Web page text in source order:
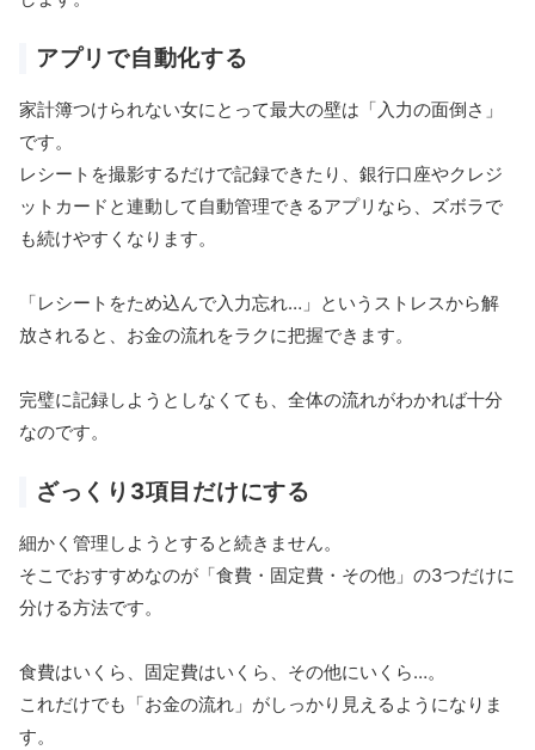
アプリで自動化する
家計簿つけられない女にとって最大の壁は「入力の面倒さ」
です。
レシートを撮影するだけで記録できたり、銀行口座やクレジ
ットカードと連動して自動管理できるアプリなら、ズボラで
も続けやすくなります。
「レシートをため込んで入力忘れ…」というストレスから解
放されると、お金の流れをラクに把握できます。
完璧に記録しようとしなくても、全体の流れがわかれば十分
なのです。
ざっくり3項目だけにする
細かく管理しようとすると続きません。
そこでおすすめなのが「食費・固定費・その他」の3つだけに
分ける方法です。
食費はいくら、固定費はいくら、その他にいくら…。
これだけでも「お金の流れ」がしっかり見えるようになりま
す。